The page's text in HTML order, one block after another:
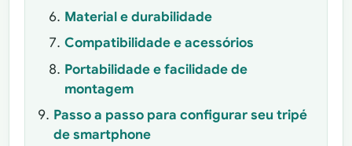
Material e durabilidade
Compatibilidade e acessórios
Portabilidade e facilidade de
montagem
Passo a passo para configurar seu tripé
de smartphone